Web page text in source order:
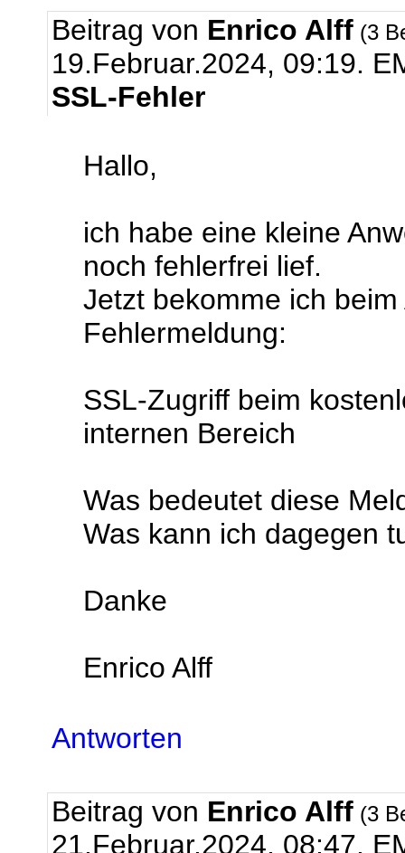
Beitrag von Enrico Alff (3
19.Februar.2024, 09:19.
SSL-Fehler
Hallo,
ich habe eine kleine
noch fehlerfrei lief.
Jetzt bekomme ich
Fehlermeldung:
SSL-Zugriff beim
internen Bereich
Was bedeutet diese
Was kann ich dagegen
Danke
Enrico Alff
Antworten
Beitrag von Enrico Alff (3
21.Februar.2024, 08:47.